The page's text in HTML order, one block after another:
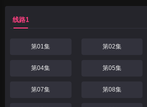
线路1
第01集 第02集
第04集 第05集
第07集 第08集